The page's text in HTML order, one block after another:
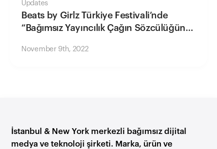
Updates
Beats by Girlz Türkiye Festivali’nde
“Bağımsız Yayıncılık Çağın Sözcülüğünü
November 9th, 2022
İstanbul & New York merkezli bağımsız dijital
medya ve teknoloji şirketi. Marka, ürün ve